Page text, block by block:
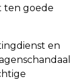
ten goede
en